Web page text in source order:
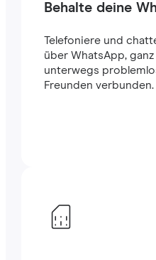
Behalte deine
Telefoniere und
über WhatsApp,
unterwegs
Freunden verbunden.